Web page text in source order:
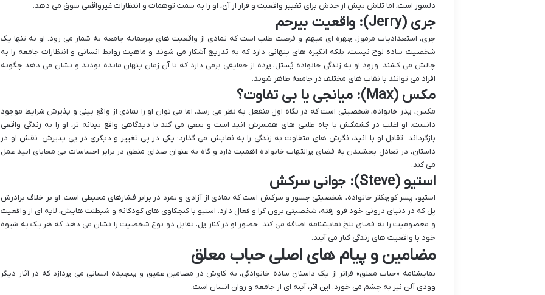
دلسوز است، اما تلاش بیش از حدش برای تغییر واقعیت و فرار از آن، او را به سمت توهمات و انتظارات غیرواقعی سوق می دهد.
جری (Jerry): واقعیت بیرحم
جری، استعدادیاب مرموز، چهره ای مبهم و فرصت طلب است که نمادی از واقعیت های بیرحمانه جامعه به شمار می رود. او نه تنها یک
شخصیت ساده لوح نیست، بلکه انگیزه های پنهانی دارد که به تدریج آشکار می شوند و ماهیت روابط انسانی و انتظارات جامعه را به
چالش می کشند. ورود او به زندگی خانواده پُستل، پرده از حقایقی برمی دارد که تا آن زمان پنهان مانده بودند و نشان می دهد چگونه
افراد می توانند با نقاب های مختلف در جامعه ظاهر شوند.
مکس (Max): میانجی یا بی تفاوت؟
مکس، پدر خانواده، شخصیتی است که در نگاه اول منفعل به نظر می رسد، اما می توان او را نمادی از واقع بینی و پذیرش شرایط موجود
دانست. او اغلب در کشمکش با جاه طلبی های همسرش انید است و سعی می کند با دیدگاهی واقع بینانه تر، او را به زندگی واقعی
بازگرداند. تقابل او با انید، نگرش های متفاوت به زندگی را به نمایش می گذارد: یکی در پی تغییر و دیگری در پی پذیرش. نقش او در
داستان، در تعادل بخشیدن به فضای پرالتهاب خانواده اهمیت دارد و گاه به عنوان صدای منطق در برابر احساسات بی محابای انید عمل
می کند.
استیو (Steve): جوانی سرکش
استیو، پسر کوچکتر خانواده، شخصیتی جسور و سرکش است که نمادی از آزادی و تمرد در برابر فشارهای محیطی است. او بر خلاف برادرش
پل که در دنیای درونی خود فرو رفته، شخصیتی برون گرا و فعال دارد. استیو با کنجکاوی های کودکانه و شیطنت هایش، لایه ای از واقعیت
و معصومیت را به فضای تلخ نمایشنامه اضافه می کند. حضور او در کنار پل، تقابل دو نوع شخصیت را نشان می دهد که هر یک به شیوه
خود با واقعیت های زندگی کنار می آیند.
مضامین و پیام های اصلی حباب معلق
نمایشنامه «حباب معلق» فراتر از یک داستان ساده خانوادگی، به کاوش در مضامین عمیق و پیچیده انسانی می پردازد که در آثار دیگر
وودی آلن نیز به چشم می خورد. این اثر، آینه ای از جامعه و روان انسان است.